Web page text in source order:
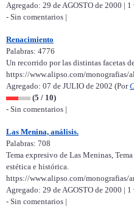
Agregado: 29 de AGOSTO de 2000 |
- Sin comentarios |
Renacimiento
Palabras: 4776
Un recorrido por las distintas facetas
https://www.alipso.com/monografias/
Agregado: 07 de JULIO de 2002 (Por
(5 / 10)
- Sin comentarios |
Las Menina, análisis.
Palabras: 708
Tema expresivo de Las Meninas,
estética e histórica.
https://www.alipso.com/monografias/
Agregado: 29 de AGOSTO de 2000 |
- Sin comentarios |